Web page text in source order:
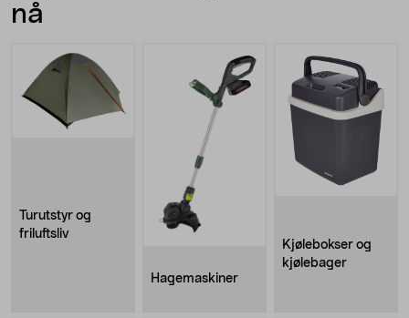
nå
Turutstyr og
friluftsliv
Hagemaskiner
Kjølebokser og
kjølebager